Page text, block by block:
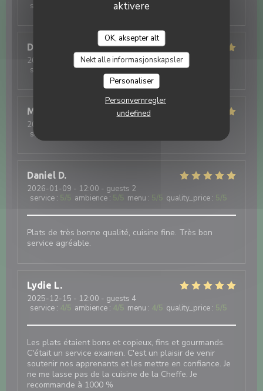
aktivere
OK, aksepter alt
Nekt alle informasjonskapsler
Personaliser
Personvernregler
undefined
service
5 /5 menu:
Dominique
2026-03-04
- 12:00 - guests 2
service
ambience:5/5 menu:5/5 quality_price
Marieclaude
2026-01-09
service
Daniel D
2026-01-09 - 12:00 - guests 2
service : 5/5 ambience : 5/5 menu : 5/5 quality_price : 5/5
Plats de très bonne qualité, cuisine fine. Très bon
service agréable.
Lydie L
2025-12-15 - 12:00 - guests 4
service : 4/5 ambience : 4/5 menu : 4/5 quality_price : 5/5
Les plats étaient bons et copieux, fins et gourmands.
C'était un service examen. C'est un plaisir de venir
soutenir nos apprenants et les mettre en confiance. Je
ne me lasse pas de la cuisine de la Cheffe. Je
recommande à 1000 %
La Tablée d'ISP